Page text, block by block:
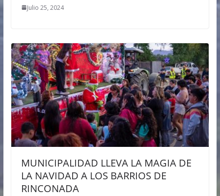
Julio 25, 2024
MUNICIPALIDAD LLEVA LA MAGIA DE
LA NAVIDAD A LOS BARRIOS DE
RINCONADA